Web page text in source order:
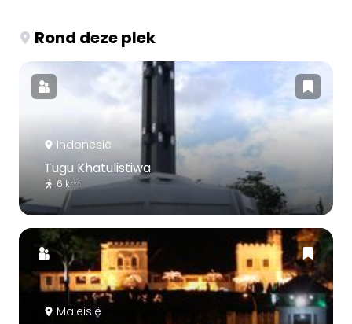
Rond deze plek
Indonesië
Tugu Khatulistiwa
6 km
Maleisië